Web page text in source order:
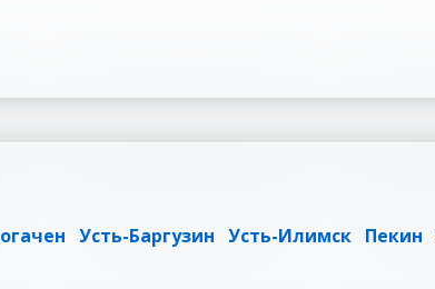
Усть-Баргузин Усть-Илимск Пекин